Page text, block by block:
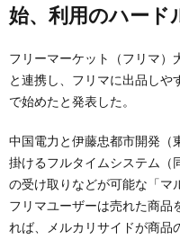
始、利用のハード
フリーマーケット（フリマ）
と連携し、フリマに出品し
で始めたと発表した。
中国電力と伊藤忠都市開発（
掛けるフルタイムシステム（
の受け取りなどが可能な「マ
フリマユーザーは売れた商品
れば、メルカリサイドが商品